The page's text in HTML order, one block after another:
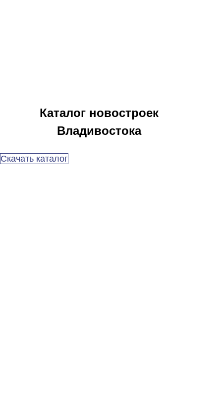
Каталог новостроек
Владивостока
Скачать каталог